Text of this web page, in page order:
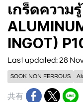
เกร็ดความ
INGOT)
Last updated: 28
SOOK NON FERROUS
共有